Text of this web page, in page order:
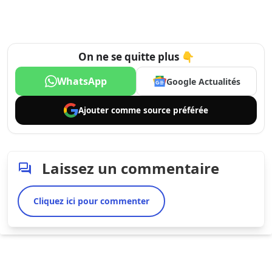
On ne se quitte plus 👇
WhatsApp Google Actualités
Ajouter comme source préférée
Laissez un commentaire
Cliquez ici pour commenter